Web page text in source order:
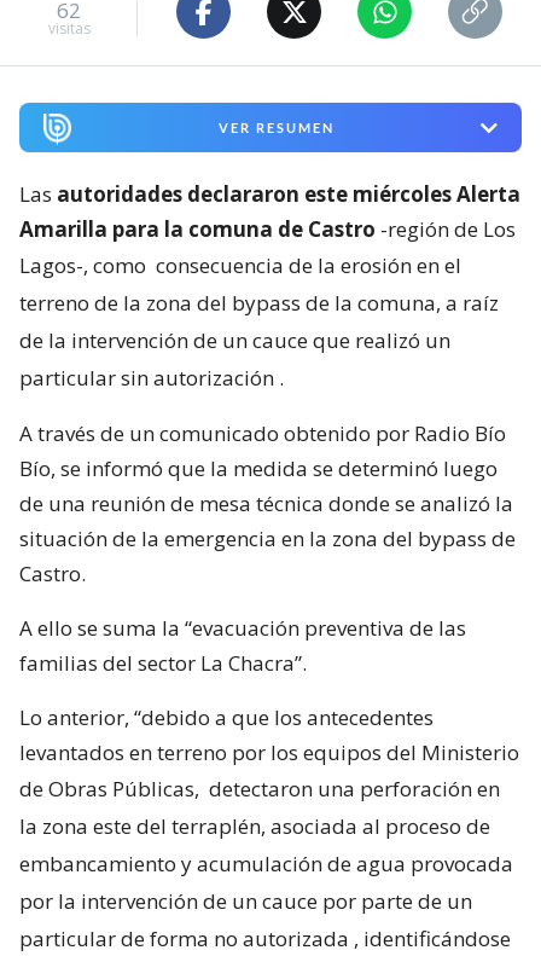
62
visitas
VER RESUMEN
Las autoridades declararon este miércoles Alerta
Amarilla para la comuna de Castro -región de Los
Lagos-, como consecuencia de la erosión en el
terreno de la zona del bypass de la comuna, a raíz
de la intervención de un cauce que realizó un
particular sin autorización .
A través de un comunicado obtenido por Radio Bío
Bío, se informó que la medida se determinó luego
de una reunión de mesa técnica donde se analizó la
situación de la emergencia en la zona del bypass de
Castro.
A ello se suma la “evacuación preventiva de las
familias del sector La Chacra”.
Lo anterior, “debido a que los antecedentes
levantados en terreno por los equipos del Ministerio
de Obras Públicas, detectaron una perforación en
la zona este del terraplén, asociada al proceso de
embancamiento y acumulación de agua provocada
por la intervención de un cauce por parte de un
particular de forma no autorizada , identificándose